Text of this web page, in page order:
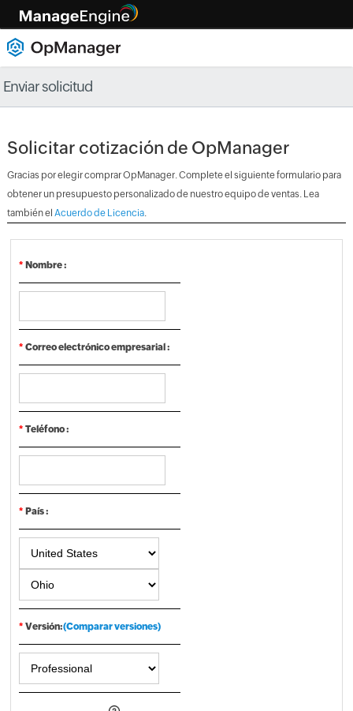
Enviar solicitud
Solicitar cotización de OpManager
Gracias por elegir comprar OpManager. Complete el siguiente formulario para
obtener un presupuesto personalizado de nuestro equipo de ventas. Lea
también el Acuerdo de Licencia.
* Nombre :
*Correo electrónico empresarial :
*Teléfono :
* País :
*Versión:(Comparar versiones)